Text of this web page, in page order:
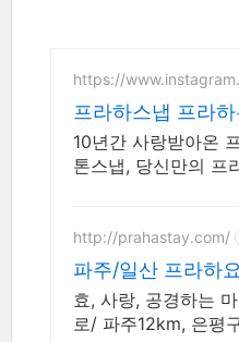
https://
프라하스냅 프라하
냅
10년간 사랑받아온
톤스냅, 당신만의 프
http://prahastay.com/
파주/일산 프라하
파주12km, 은평구
효, 사랑, 공경하는
로/ 파주12km, 은평